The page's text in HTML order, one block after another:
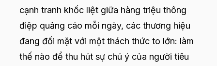
cạnh tranh khốc liệt giữa hàng triệu thông
điệp quảng cáo mỗi ngày, các thương hiệu
đang đối mặt với một thách thức to lớn: làm
thế nào để thu hút sự chú ý của người tiêu